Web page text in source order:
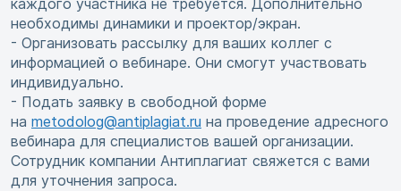
каждого участника не требуется. Дополнительно
необходимы динамики и проектор/экран.
- Организовать рассылку для ваших коллег с
информацией о вебинаре. Они смогут участвовать
индивидуально.
- Подать заявку в свободной форме
на metodolog@antiplagiat.ru на проведение адресного
вебинара для специалистов вашей организации.
Сотрудник компании Антиплагиат свяжется с вами
для уточнения запроса.